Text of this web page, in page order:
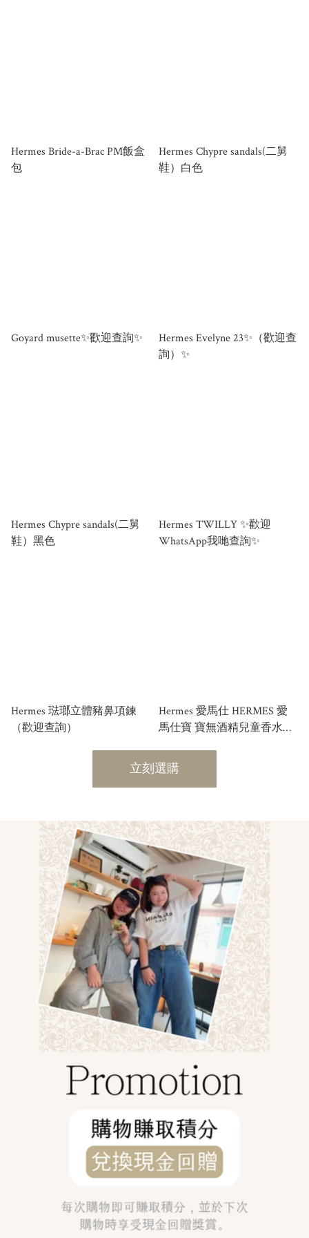
Hermes Bride-a-Brac PM飯盒
包
Hermes Chypre sandals(二舅
鞋）白色
Goyard musette✨歡迎查詢✨
Hermes Evelyne 23✨（歡迎查
詢）✨
Hermes Chypre sandals(二舅
鞋）黑色
Hermes TWILLY ✨歡迎
WhatsApp我哋查詢✨
Hermes 琺瑯立體豬鼻項鍊
（歡迎查詢）
Hermes 愛馬仕 HERMES 愛
馬仕寶 寶無酒精兒童香水
SENTEUR 50ML
立刻選購